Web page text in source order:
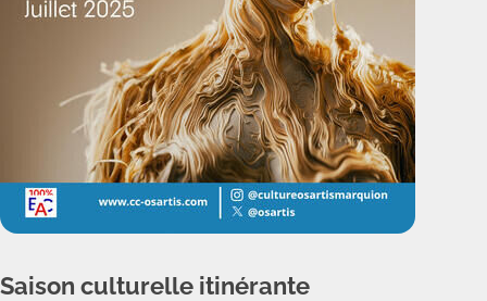
Saison culturelle itinérante